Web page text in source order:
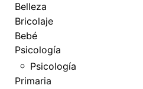
Belleza
Bricolaje
Bebé
Psicología
Psicología
Primaria